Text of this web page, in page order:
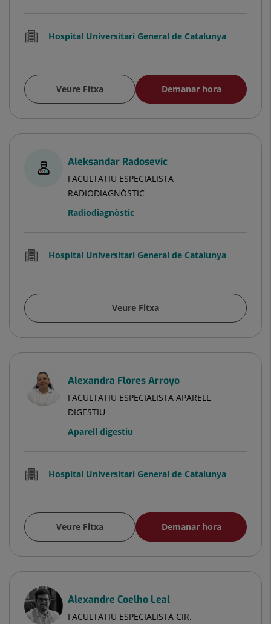
Hospital Universitari General de Catalunya
Veure Fitxa Demanar hora
Aleksandar Radosevic
FACULTATIU ESPECIALISTA
RADIODIAGNÒSTIC
Radiodiagnòstic
Hospital Universitari General de Catalunya
Veure Fitxa
Alexandra Flores Arroyo
FACULTATIU ESPECIALISTA APARELL
DIGESTIU
Aparell digestiu
Hospital Universitari General de Catalunya
Veure Fitxa Demanar hora
Alexandre Coelho Leal
FACULTATIU ESPECIALISTA CIR.